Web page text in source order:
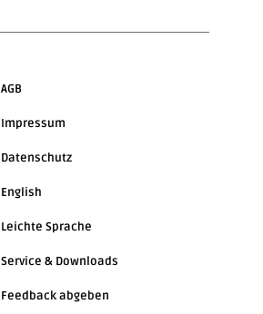
AGB
Impressum
Datenschutz
English
Leichte Sprache
Service & Downloads
Feedback abgeben